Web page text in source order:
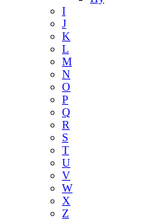
I
J
K
L
M
N
O
P
Q
R
S
T
U
V
W
X
Z